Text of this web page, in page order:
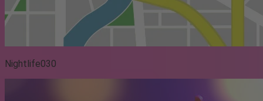
Nightlife030